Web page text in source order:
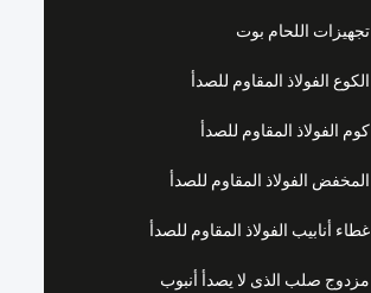
تجهيزات اللحام بوت
الكوع الفولاذ المقاوم للصدأ
كوم الفولاذ المقاوم للصدأ
المخفض الفولاذ المقاوم للصدأ
غطاء أنابيب الفولاذ المقاوم للصدأ
مزدوج صلب الذى لا يصدأ أنبوب